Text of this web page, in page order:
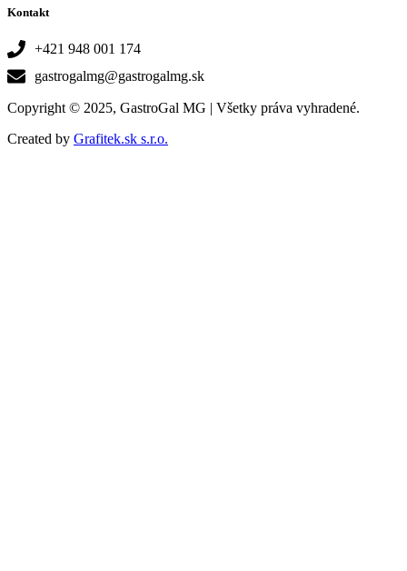
Kontakt
+421 948 001 174
gastrogalmg@gastrogalmg.sk
Copyright © 2025, GastroGal MG | Všetky práva vyhradené.
Created by Grafitek.sk s.r.o.